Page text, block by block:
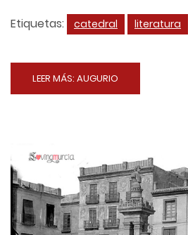
Etiquetas:
catedral literatura
LEER MÁS: AUGURIO